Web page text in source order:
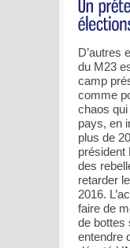
D’autres
du M23
camp
comme
chaos qui
pays, en
plus de
président
des
retarder
2016.
faire de
de bottes
entendre